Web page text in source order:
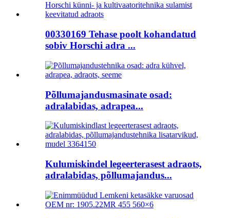
00330169 Tehase poolt kohandatud
sobiv Horschi adra ...
Põllumajandusmasinate osad:
adralabidas, adrapea...
Kulumiskindel legeerterasest adraots,
adralabidas, põllumajandus...